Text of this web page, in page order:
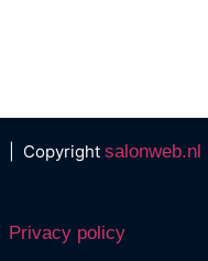
| Copyright salonweb.nl
Privacy policy